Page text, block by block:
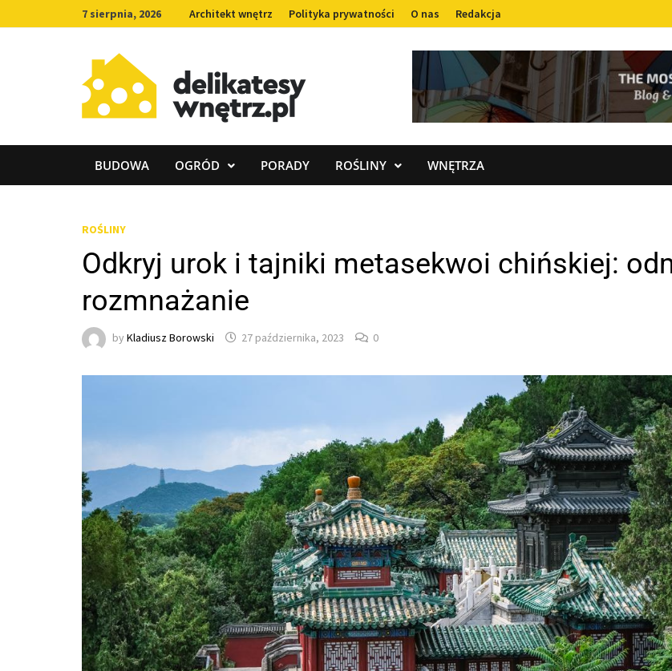
to
7 sierpnia, 2026 Architekt wnętrz Polityka prywatności O nas Redakcja
BUDOWA OGRÓD PORADY ROŚLINY WNĘTRZA
ROŚLINY
Odkryj urok i tajniki metasekwoi chińskiej:
rozmnażanie
by Kladiusz Borowski 27 października, 2023 0